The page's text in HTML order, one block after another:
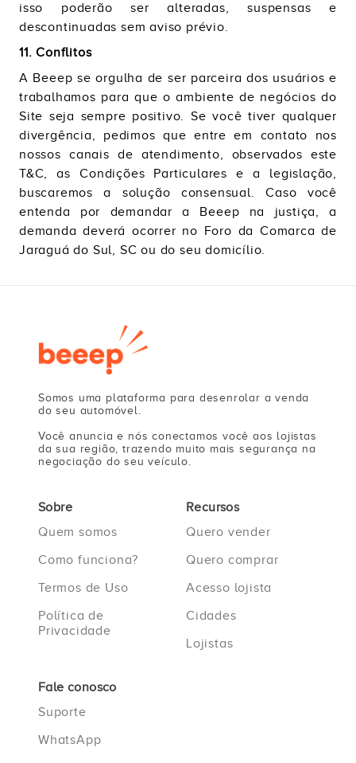
isso poderão ser alteradas, suspensas e
descontinuadas sem aviso prévio.
11. Conflitos
A Beeep se orgulha de ser parceira dos usuários e
trabalhamos para que o ambiente de negócios do
Site seja sempre positivo. Se você tiver qualquer
divergência, pedimos que entre em contato nos
nossos canais de atendimento, observados este
T&C, as Condições Particulares e a legislação,
buscaremos a solução consensual. Caso você
entenda por demandar a Beeep na justiça, a
demanda deverá ocorrer no Foro da Comarca de
Jaraguá do Sul, SC ou do seu domicílio.
Somos uma plataforma para desenrolar a venda
do seu automóvel.
Você anuncia e nós conectamos você aos lojistas
da sua região, trazendo muito mais segurança na
negociação do seu veículo.
Sobre
Quem somos
Como funciona?
Termos de Uso
Política de
Privacidade
Recursos
Quero vender
Quero comprar
Acesso lojista
Cidades
Lojistas
Fale conosco
Suporte
WhatsApp